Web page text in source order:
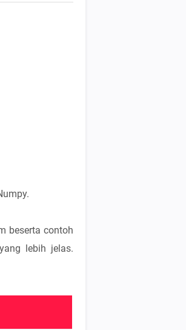
beserta contoh
lebih jelas.